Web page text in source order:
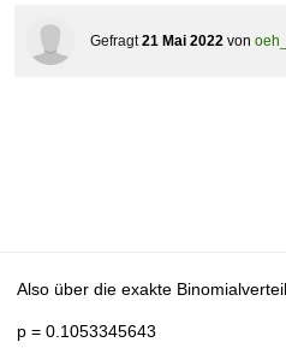
Gefragt 21 Mai 2022 von
Also über die exakte
p = 0.1053345643